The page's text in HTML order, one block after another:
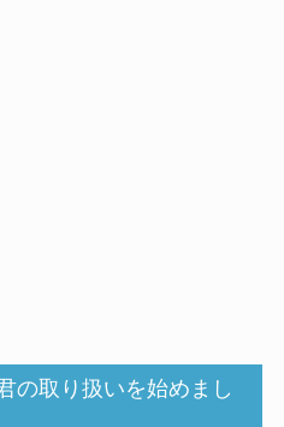
の取り扱いを始めまし